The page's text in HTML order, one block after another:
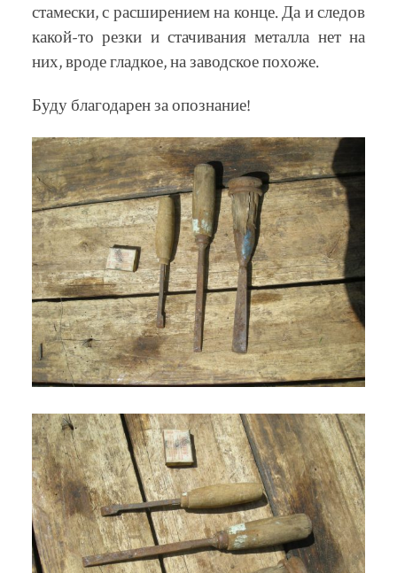
стамески, с расширением на конце. Да и следов
какой-то резки и стачивания металла нет на
них, вроде гладкое, на заводское похоже.
Буду благодарен за опознание!